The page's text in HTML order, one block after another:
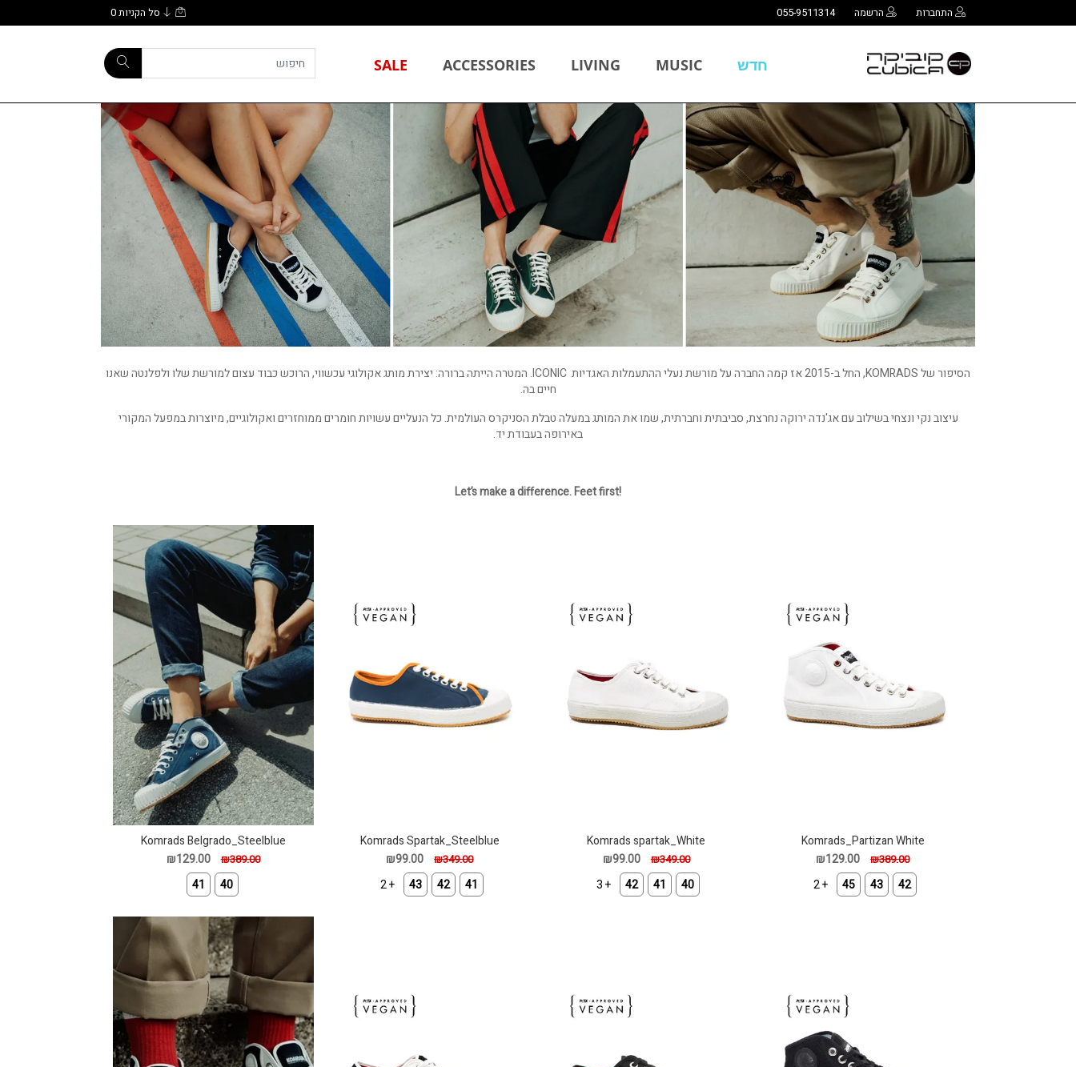
התחברות הרשמה 055-9511314 סל הקניות0
חדש MUSIC
LIVING
ACCESSORIES
SALE
הסיפור של KOMRADS, החל ב-2015 אז קמה החברה על מורשת נעלי ההתעמלות האגדיות ICONIC. המטרה הייתה ברורה: יצירת מותג אקולוגי עכשווי, הרוכש כבוד עצום למורשת שלו ולפלנטה שאנו
חיים בה.
עיצוב נקי ונצחי בשילוב עם אג'נדה ירוקה נחרצת, סביבתית וחברתית, שמו את המותג במעלה טבלת הסניקרס העולמית. כל הנעליים עשויות חומרים ממוחזרים ואקולוגיים, מיוצרות במפעל המקורי
באירופה בעבודת יד.
!Let’s make a difference. Feet first
Komrads_Partizan White
₪389.00
₪129.00
42
43
45
+ 2
Komrads spartak_White
₪349.00
₪99.00
40
41
42
+ 3
Komrads Spartak_Steelblue
₪349.00
₪99.00
41
42
43
+ 2
Komrads Belgrado_Steelblue
₪389.00
₪129.00
40
41